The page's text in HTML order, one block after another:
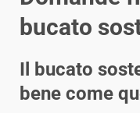
bucato
Il bucato
bene come